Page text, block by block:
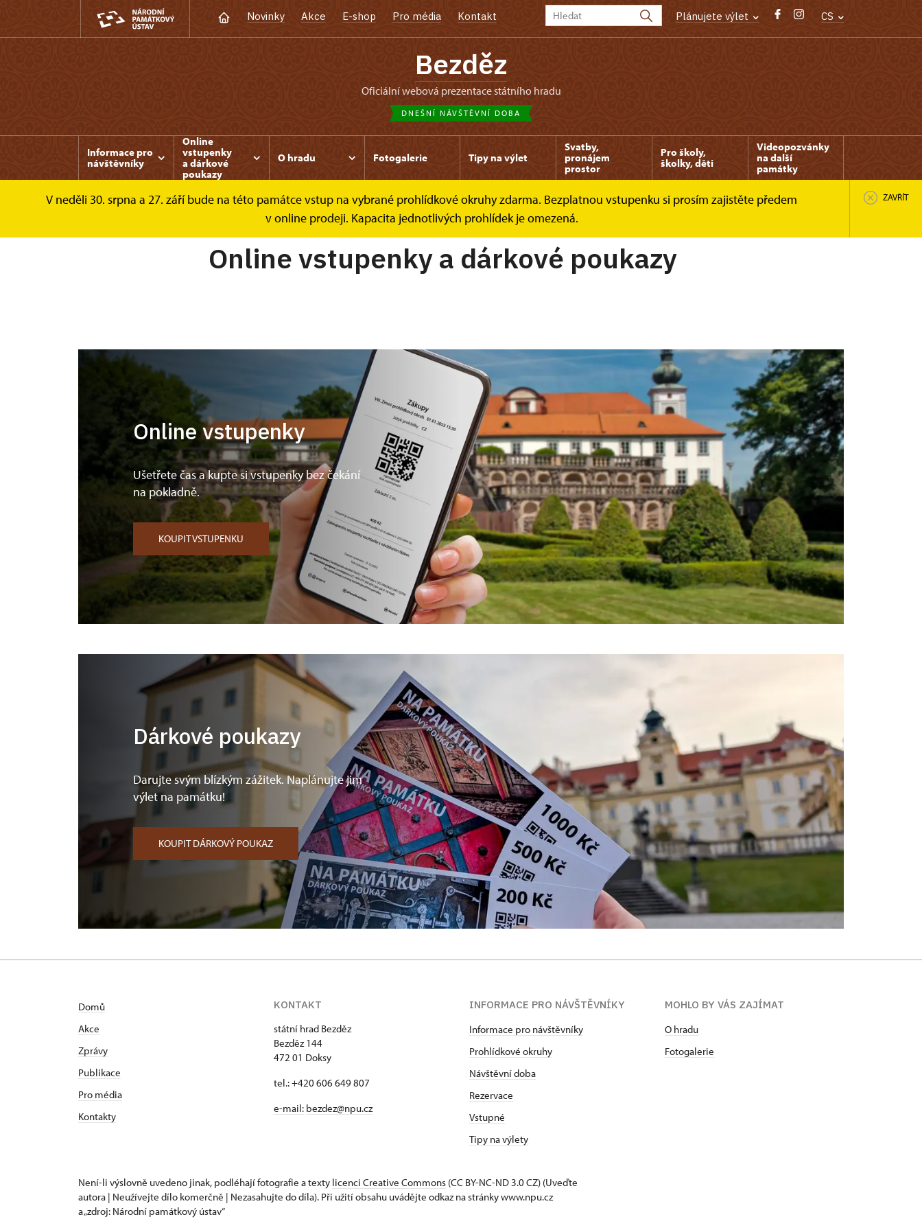
Novinky Akce E-shop Pro média Kontakt Plánujete výlet CS
Bezděz
oficiální webová prezentace státního hradu
DNEŠNÍ NÁVŠTĚVNÍ DOBA
Informace pro
návštěvníky
Online
vstupenky
a dárkové
poukazy
O hradu Fotogalerie Tipy na výlet
Svatby,
pronájem
prostor
Pro školy,
školky, děti
Videopozvánky
na další
památky
V neděli 30. srpna a 27. září bude na této památce vstup na vybrané prohlídkové okruhy zdarma. Bezplatnou vstupenku si prosím zajistěte předem
v online prodeji. Kapacita jednotlivých prohlídek je omezená.
ZAVŘÍT
Bezděz Online vstupenky a dárkové poukazy
Online vstupenky a dárkové poukazy
Online vstupenky
Ušetřete čas a kupte si vstupenky bez čekání
na pokladně.
KOUPIT VSTUPENKU
Dárkové poukazy
Darujte svým blízkým zážitek. Naplánujte jim
výlet na památku!
KOUPIT DÁRKOVÝ POUKAZ
Domů
Akce
Zprávy
Publikace
Pro média
Kontakty
KONTAKT
státní hrad Bezděz
Bezděz 144
472 01 Doksy
tel.: +420 606 649 807
e-mail: bezdez@npu.cz
INFORMACE PRO NÁVŠTĚVNÍKY
Informace pro návštěvníky
Prohlídkové okruhy
Návštěvní doba
Rezervace
Vstupné
Tipy na výlety
MOHLO BY VÁS ZAJÍMAT
O hradu
Fotogalerie
Není-li výslovně uvedeno jinak, podléhají fotografie a texty licenci Creative Commons (CC BY-NC-ND 3.0 CZ) (Uveďte
autora | Neužívejte dílo komerčně | Nezasahujte do díla). Při užití obsahu uvádějte odkaz na stránky www.npu.cz
a „zdroj: Národní památkový ústav“